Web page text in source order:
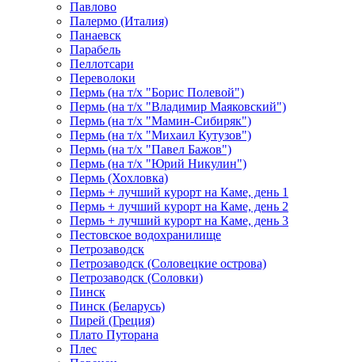
Павлово
Палермо (Италия)
Панаевск
Парабель
Пеллотсари
Переволоки
Пермь (на т/х "Борис Полевой")
Пермь (на т/х "Владимир Маяковский")
Пермь (на т/х "Мамин-Сибиряк")
Пермь (на т/х "Михаил Кутузов")
Пермь (на т/х "Павел Бажов")
Пермь (на т/х "Юрий Никулин")
Пермь (Хохловка)
Пермь + лучший курорт на Каме, день 1
Пермь + лучший курорт на Каме, день 2
Пермь + лучший курорт на Каме, день 3
Пестовское водохранилище
Петрозаводск
Петрозаводск (Соловецкие острова)
Петрозаводск (Соловки)
Пинск
Пинск (Беларусь)
Пирей (Греция)
Плато Путорана
Плес